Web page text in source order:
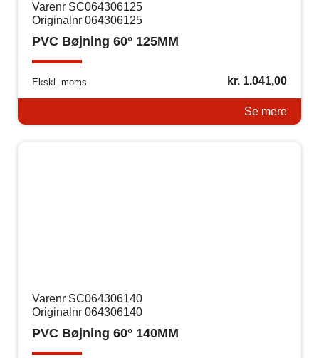
Varenr SC064306125
Originalnr 064306125
PVC Bøjning 60° 125MM
Ekskl. moms kr.1.041,00
Se mere
Varenr SC064306140
Originalnr 064306140
PVC Bøjning 60° 140MM